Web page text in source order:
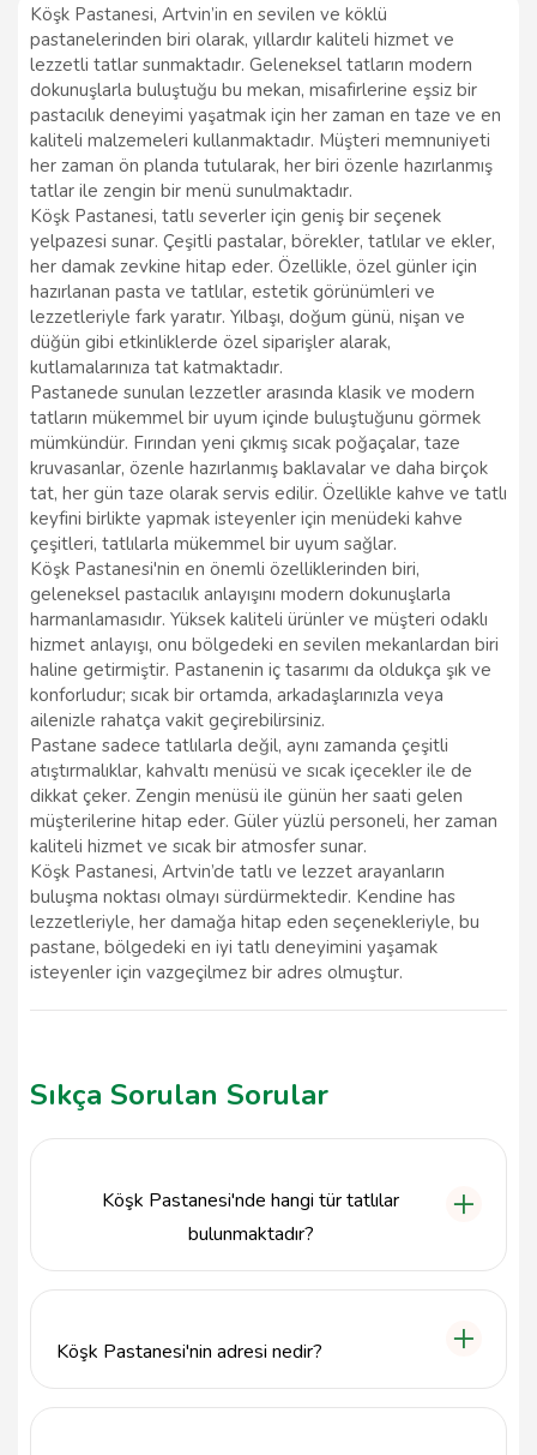
Köşk Pastanesi, Artvin’in en sevilen ve köklü
pastanelerinden biri olarak, yıllardır kaliteli hizmet ve
lezzetli tatlar sunmaktadır. Geleneksel tatların modern
dokunuşlarla buluştuğu bu mekan, misafirlerine eşsiz bir
pastacılık deneyimi yaşatmak için her zaman en taze ve en
kaliteli malzemeleri kullanmaktadır. Müşteri memnuniyeti
her zaman ön planda tutularak, her biri özenle hazırlanmış
tatlar ile zengin bir menü sunulmaktadır.
Köşk Pastanesi, tatlı severler için geniş bir seçenek
yelpazesi sunar. Çeşitli pastalar, börekler, tatlılar ve ekler,
her damak zevkine hitap eder. Özellikle, özel günler için
hazırlanan pasta ve tatlılar, estetik görünümleri ve
lezzetleriyle fark yaratır. Yılbaşı, doğum günü, nişan ve
düğün gibi etkinliklerde özel siparişler alarak,
kutlamalarınıza tat katmaktadır.
Pastanede sunulan lezzetler arasında klasik ve modern
tatların mükemmel bir uyum içinde buluştuğunu görmek
mümkündür. Fırından yeni çıkmış sıcak poğaçalar, taze
kruvasanlar, özenle hazırlanmış baklavalar ve daha birçok
tat, her gün taze olarak servis edilir. Özellikle kahve ve tatlı
keyfini birlikte yapmak isteyenler için menüdeki kahve
çeşitleri, tatlılarla mükemmel bir uyum sağlar.
Köşk Pastanesi'nin en önemli özelliklerinden biri,
geleneksel pastacılık anlayışını modern dokunuşlarla
harmanlamasıdır. Yüksek kaliteli ürünler ve müşteri odaklı
hizmet anlayışı, onu bölgedeki en sevilen mekanlardan biri
haline getirmiştir. Pastanenin iç tasarımı da oldukça şık ve
konforludur; sıcak bir ortamda, arkadaşlarınızla veya
ailenizle rahatça vakit geçirebilirsiniz.
Pastane sadece tatlılarla değil, aynı zamanda çeşitli
atıştırmalıklar, kahvaltı menüsü ve sıcak içecekler ile de
dikkat çeker. Zengin menüsü ile günün her saati gelen
müşterilerine hitap eder. Güler yüzlü personeli, her zaman
kaliteli hizmet ve sıcak bir atmosfer sunar.
Köşk Pastanesi, Artvin’de tatlı ve lezzet arayanların
buluşma noktası olmayı sürdürmektedir. Kendine has
lezzetleriyle, her damağa hitap eden seçenekleriyle, bu
pastane, bölgedeki en iyi tatlı deneyimini yaşamak
isteyenler için vazgeçilmez bir adres olmuştur.
Sıkça Sorulan Sorular
Köşk Pastanesi'nde hangi tür tatlılar
bulunmaktadır?
Köşk Pastanesi'nin adresi nedir?